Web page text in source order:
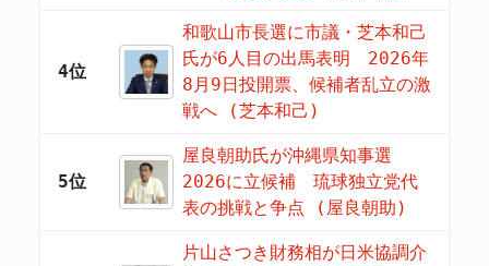
4位
和歌山市長選に市議・芝本和己
氏が6人目の出馬表明 2026年
8月9日投開票、候補者乱立の激
戦へ (芝本和己)
5位
屋良朝助氏が沖縄県知事選
2026に立候補 琉球独立党代
表の挑戦と争点 (屋良朝助)
片山さつき財務相が日米協調介